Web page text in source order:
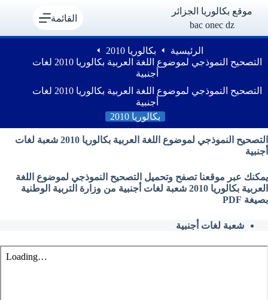
موقع بكالوريا الجزائر
bac onec dz
القائمة
الرئيسية
بكالوريا 2010
التصحيح النموذجي لموضوع اللغة العربية بكالوريا 2010 لغات
أجنبية
التصحيح النموذجي لموضوع اللغة العربية بكالوريا 2010 لغات
أجنبية
بكالوريا 2010
التصحيح النموذجي لموضوع اللغة العربية بكالوريا 2010 شعبة لغات
أجنبية
يمكنك عبر موقعنا تصفح وتحميل التصحيح النموذجي لموضوع اللغة
العربية بكالوريا 2010 شعبة لغات أجنبية من وزارة التربية الوطنية
بصيغة PDF
شعبة لغات أجنبية